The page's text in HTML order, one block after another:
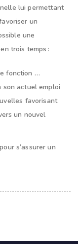
lui permettant
un
une
trois temps :
fonction …
actuel emploi
favorisant
un nouvel
s’assurer un